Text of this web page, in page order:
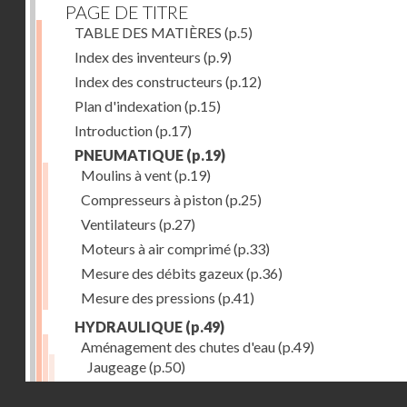
PAGE DE TITRE
TABLE DES MATIÈRES (p.5)
Index des inventeurs (p.9)
Index des constructeurs (p.12)
Plan d'indexation(p.15)
Introduction(p.17)
PNEUMATIQUE (p.19)
Moulins à vent(p.19)
Compresseurs à piston(p.25)
Ventilateurs (p.27)
Moteurs à air comprimé(p.33)
Mesure des débits gazeux(p.36)
Mesure des pressions (p.41)
HYDRAULIQUE (p.49)
Aménagement des chutes d'eau(p.49)
Jaugeage(p.50)